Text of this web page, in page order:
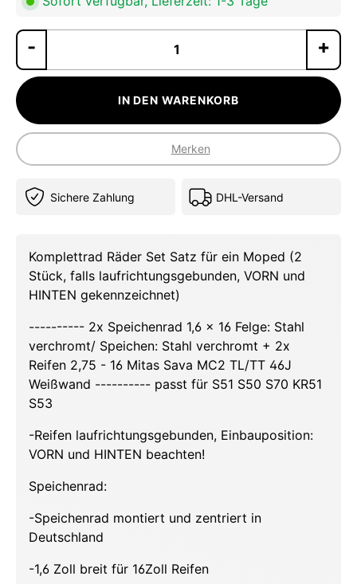
IN DEN WARENKORB
Merken
Sichere Zahlung DHL-Versand
Komplettrad Räder Set Satz für ein Moped (2
Stück, falls laufrichtungsgebunden, VORN und
HINTEN gekennzeichnet)
---------- 2x Speichenrad 1,6 x 16 Felge: Stahl
verchromt/ Speichen: Stahl verchromt + 2x
Reifen 2,75 - 16 Mitas Sava MC2 TL/TT 46J
Weißwand ---------- passt für S51 S50 S70 KR51
S53
-Reifen laufrichtungsgebunden, Einbauposition:
VORN und HINTEN beachten!
Speichenrad:
-Speichenrad montiert und zentriert in
Deutschland
-1,6 Zoll breit für 16Zoll Reifen